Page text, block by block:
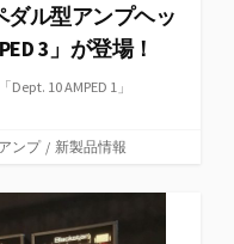
ル型アンプヘッ
3」が登場！
10 AMPED 1」
ンプ / 新製品情報